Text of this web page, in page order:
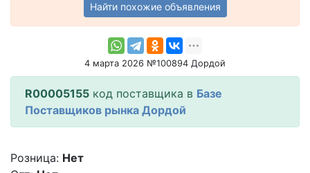
Найти похожие объявления
4 марта 2026 №100894 Дордой
R00005155 код поставщика в Базе
Поставщиков рынка Дордой
Розница: Нет